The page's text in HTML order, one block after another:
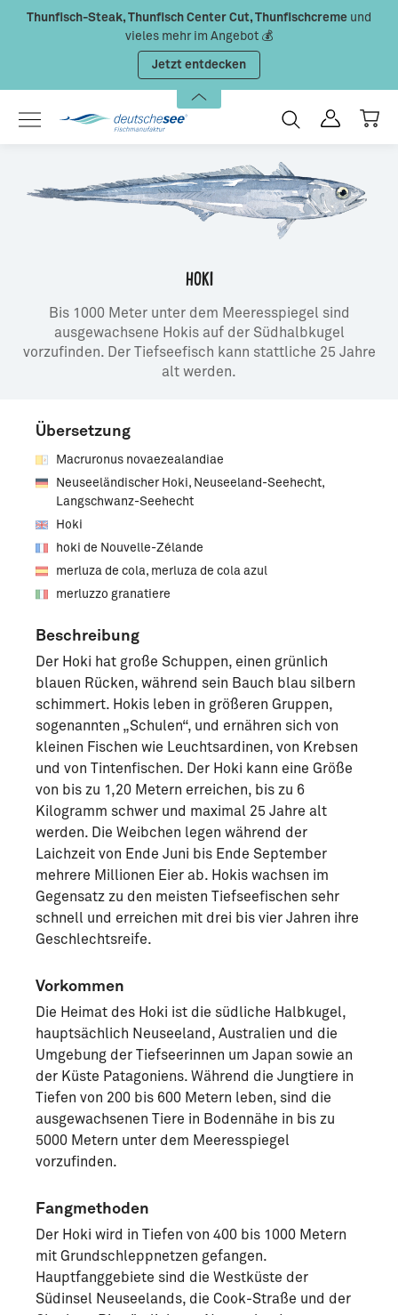
Zum Hauptinhalt springen
Thunfisch-Steak, Thunfisch Center Cut, Thunfischcreme und
vieles mehr im Angebot 💰
Jetzt entdecken
HOKI
Bis 1000 Meter unter dem Meeresspiegel sind
ausgewachsene Hokis auf der Südhalbkugel
vorzufinden. Der Tiefseefisch kann stattliche 25 Jahre
alt werden.
Beschreibung
Der Hoki hat große Schuppen, einen grünlich
blauen Rücken, während sein Bauch blau silbern
schimmert. Hokis leben in größeren Gruppen,
sogenannten „Schulen“, und ernähren sich von
kleinen Fischen wie Leuchtsardinen, von Krebsen
und von Tintenfischen. Der Hoki kann eine Größe
von bis zu 1,20 Metern erreichen, bis zu 6
Kilogramm schwer und maximal 25 Jahre alt
werden. Die Weibchen legen während der
Laichzeit von Ende Juni bis Ende September
mehrere Millionen Eier ab. Hokis wachsen im
Gegensatz zu den meisten Tiefseefischen sehr
schnell und erreichen mit drei bis vier Jahren ihre
Geschlechtsreife.
Vorkommen
Die Heimat des Hoki ist die südliche Halbkugel,
hauptsächlich Neuseeland, Australien und die
Umgebung der Tiefseerinnen um Japan sowie an
der Küste Patagoniens. Während die Jungtiere in
Tiefen von 200 bis 600 Metern leben, sind die
ausgewachsenen Tiere in Bodennähe in bis zu
5000 Metern unter dem Meeresspiegel
vorzufinden.
Fangmethoden
Der Hoki wird in Tiefen von 400 bis 1000 Metern
mit Grundschleppnetzen gefangen.
Hauptfanggebiete sind die Westküste der
Südinsel Neuseelands, die Cook-Straße und der
Übersetzung
Macruronus novaezealandiae
Neuseeländischer Hoki, Neuseeland-Seehecht,
Langschwanz-Seehecht
Hoki
hoki de Nouvelle-Zélande
merluza de cola, merluza de cola azul
merluzzo granatiere